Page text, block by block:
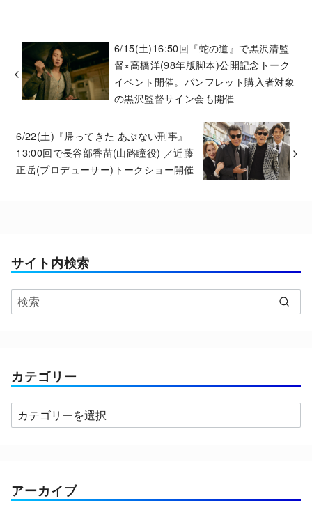
6/15(土)16:50回『蛇の道』で黒沢清監
督×高橋洋(98年版脚本)公開記念トーク
イベント開催。パンフレット購入者対象
の黒沢監督サイン会も開催
6/22(土)『帰ってきた あぶない刑事』
13:00回で長谷部香苗(山路瞳役) ／近藤
正岳(プロデューサー)トークショー開催
サイト内検索
カテゴリー
カ
テ
ー
アーカイブ